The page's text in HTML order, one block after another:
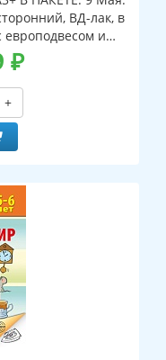
ВД-лак, в
европодвесом и
₽
+